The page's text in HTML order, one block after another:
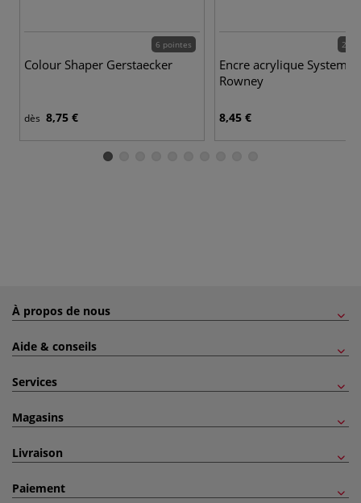
6 pointes
Colour Shaper Gerstaecker
dès 8,75 €
28
Encre acrylique System
Rowney
8,45 €
À propos de nous
Aide & conseils
Services
Magasins
Livraison
Paiement